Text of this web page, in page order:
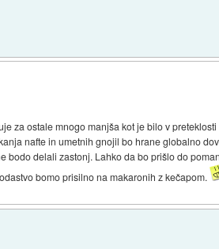
za ostale mnogo manjša kot je bilo v
nafte in umetnih gnojil bo hrane globalno
bodo delali zastonj. Lahko da bo prišlo do
bomo prisilno na makaronih z kečapom.